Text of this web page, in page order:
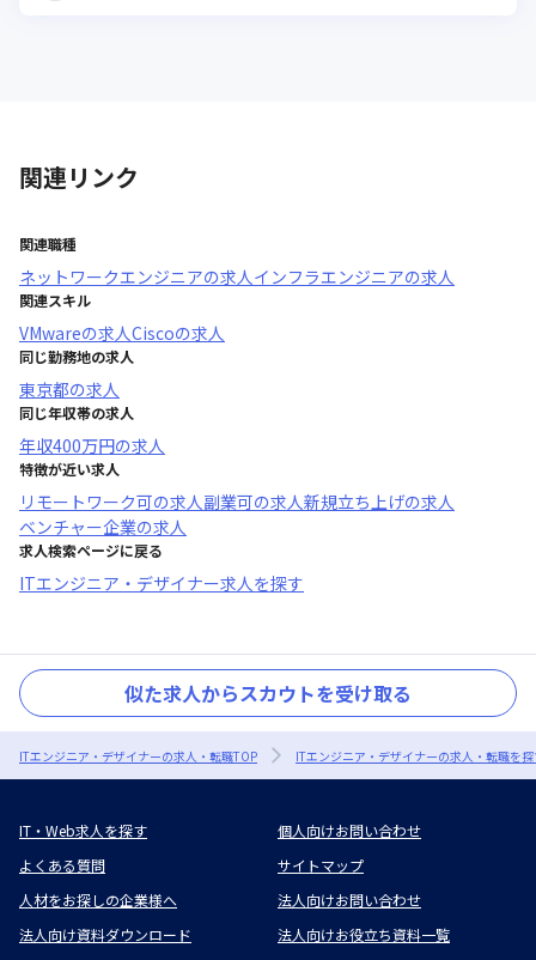
関連リンク
関連職種
ネットワークエンジニアの求人インフラエンジニアの求人
関連スキル
VMwareの求人Ciscoの求人
同じ勤務地の求人
東京都の求人
同じ年収帯の求人
年収400万円の求人
特徴が近い求人
リモートワーク可の求人副業可の求人新規立ち上げの求人
ベンチャー企業の求人
求人検索ページに戻る
ITエンジニア・デザイナー求人を探す
似た求人からスカウトを受け取る
ITエンジニア・デザイナーの求人・転職TOP ITエンジニア・デザイナーの求人・転職を
IT・Web求人を探す
個人向けお問い合わせ
よくある質問
サイトマップ
人材をお探しの企業様へ
法人向けお問い合わせ
法人向け資料ダウンロード
法人向けお役立ち資料一覧